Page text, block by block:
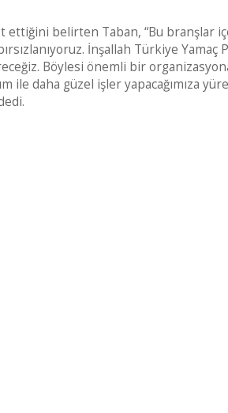
ettiğini belirten Taban, “Bu branşlar
İnşallah Türkiye Yamaç
Böylesi önemli bir
ile daha güzel işler yapacağımıza